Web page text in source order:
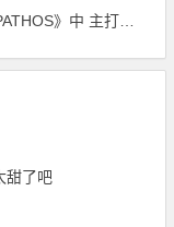
成蹊》的音乐视频已公开
甜了吧